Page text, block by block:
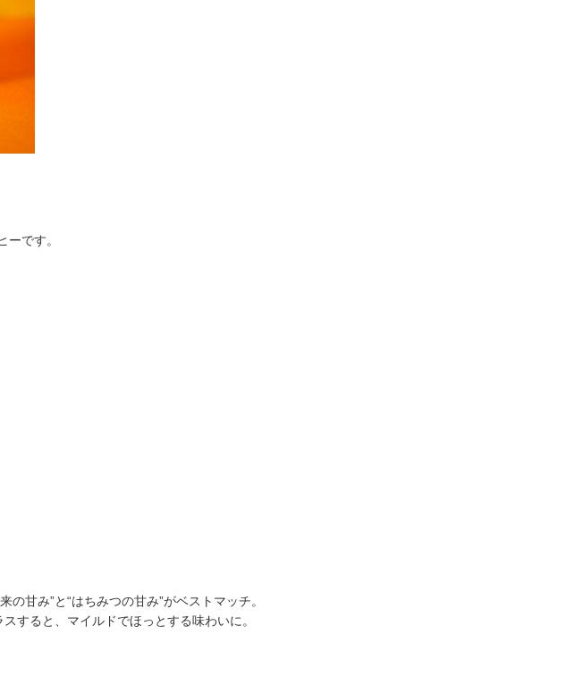
です。
甘み”と“はちみつの甘み”がベストマッチ。
すると、マイルドでほっとする味わいに。